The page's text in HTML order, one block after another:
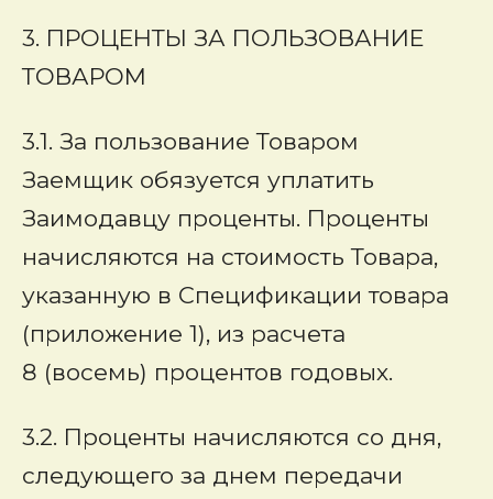
3. ПРОЦЕНТЫ ЗА ПОЛЬЗОВАНИЕ
ТОВАРОМ
3.1. За пользование Товаром
Заемщик обязуется уплатить
Заимодавцу проценты. Проценты
начисляются на стоимость Товара,
указанную в Спецификации товара
(приложение 1), из расчета
8 (восемь) процентов годовых.
3.2. Проценты начисляются со дня,
следующего за днем передачи